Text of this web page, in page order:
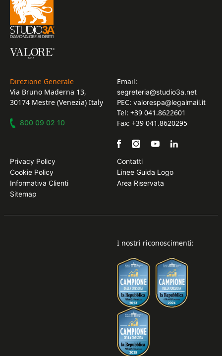
Direzione Generale
Via Bruno Maderna 13,
30174 Mestre (Venezia) Italy
800 09 02 10
Email:
segreteria@studio3a.net
PEC: valorespa@legalmail.it
Tel: +39 041.8622601
Fax: +39 041.8620295
Privacy Policy
Cookie Policy
Informativa Clienti
Sitemap
Contatti
Linee Guida Logo
Area Riservata
I nostri riconoscimenti: